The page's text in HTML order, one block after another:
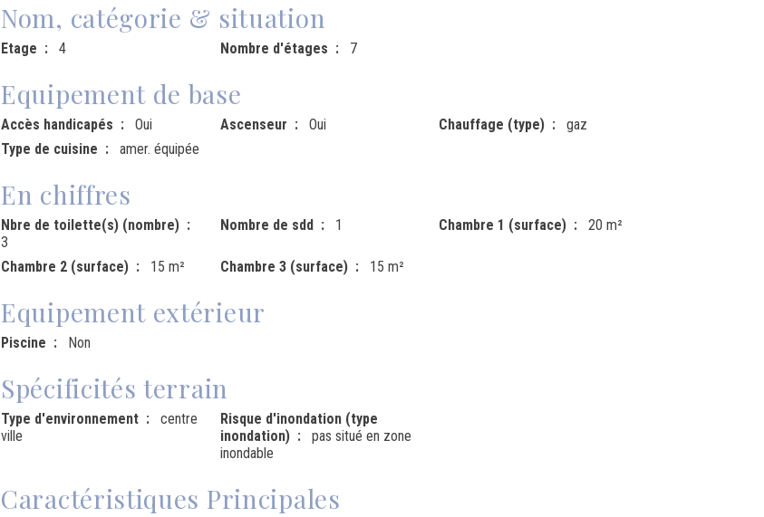
Nom, catégorie & situation
Etage 4 Nombre d'étages 7
Equipement de base
Accès handicapés Oui Ascenseur Oui Chauffage (type)
gaz
Type de cuisine
amer. équipée
En chiffres
Nbre de toilette(s) (nombre)
3
Nombre de sdd 1 Chambre 1 (surface) 20 m²
Chambre 2 (surface) 15 m² Chambre 3 (surface) 15 m²
Equipement extérieur
Piscine Non
Spécificités terrain
Type d'environnement
centre
ville
Risque d'inondation (type
inondation)
pas situé en zone
inondable
Caractéristiques Principales